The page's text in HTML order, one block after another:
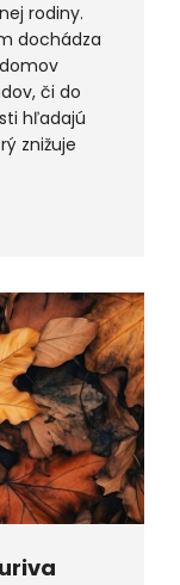
rodiny.
dochádza
či do
hľadajú
znižuje